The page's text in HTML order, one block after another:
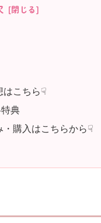
はこちら☟
典
・購入はこちらから☟